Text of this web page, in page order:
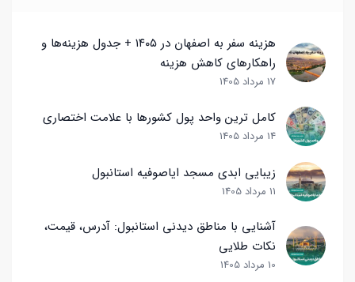
هزینه سفر به اصفهان در ۱۴۰۵ + جدول هزینه‌ها و
راهکارهای کاهش هزینه
17 مرداد 1405
کامل ترین واحد پول کشورها با علامت اختصاری
14 مرداد 1405
زیبایی ابدی مسجد ایاصوفیه استانبول
11 مرداد 1405
آشنایی با مناطق دیدنی استانبول: آدرس، قیمت،
نکات طلایی
10 مرداد 1405